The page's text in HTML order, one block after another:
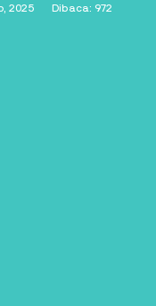
2025
Dibaca: 972